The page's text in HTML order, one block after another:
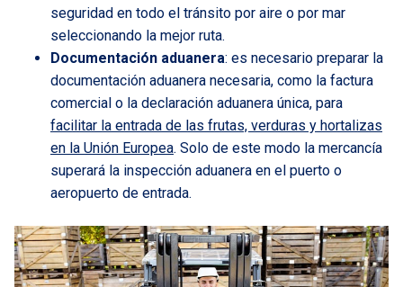
seguridad en todo el tránsito por aire o por mar
seleccionando la mejor ruta.
Documentación aduanera: es necesario preparar la
documentación aduanera necesaria, como la factura
comercial o la declaración aduanera única, para
facilitar la entrada de las frutas, verduras y hortalizas
en la Unión Europea. Solo de este modo la mercancía
superará la inspección aduanera en el puerto o
aeropuerto de entrada.